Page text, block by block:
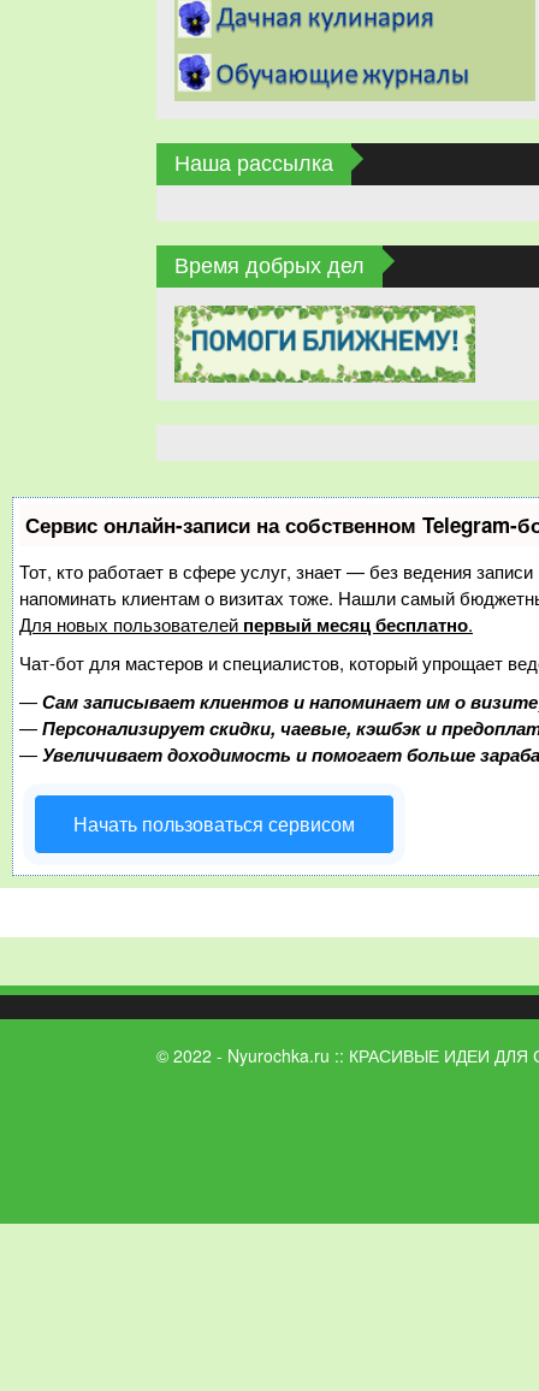
Наша рассылка
Время добрых дел
Сервис онлайн-записи на собственном Telegram-
Тот, кто работает в сфере услуг, знает — без ведения
напоминать клиентам о визитах тоже. Нашли самый
Для новых пользователей первый месяц бесплатно.
Чат-бот для мастеров и специалистов, который упрощает
—Сам записывает клиентов и напоминает им о
—Персонализирует скидки, чаевые, кэшбэк и
—Увеличивает доходимость и помогает больше
Начать пользоваться сервисом
© 2022 - Nyurochka.ru :: КРАСИВЫЕ ИДЕИ ДЛЯ